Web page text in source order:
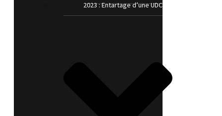
2023 : Entartage d’une UDC